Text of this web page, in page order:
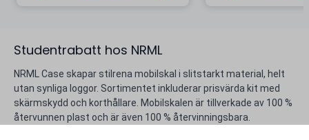
Studentrabatt hos NRML
NRML Case skapar stilrena mobilskal i slitstarkt material, helt
utan synliga loggor. Sortimentet inkluderar prisvärda kit med
skärmskydd och korthållare. Mobilskalen är tillverkade av 100 %
återvunnen plast och är även 100 % återvinningsbara.